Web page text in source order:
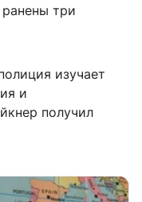
три
изучает
и
получил